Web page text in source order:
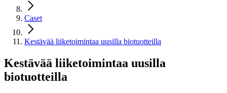
Caset
Kestävää liiketoimintaa uusilla biotuotteilla
Kestävää liiketoimintaa uusilla
biotuotteilla